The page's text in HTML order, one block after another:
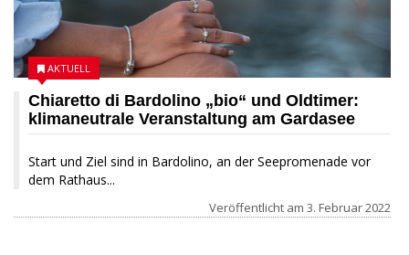
Chiaretto di Bardolino „bio“ und Oldtimer:
klimaneutrale Veranstaltung am Gardasee
Start und Ziel sind in Bardolino, an der Seepromenade vor
dem Rathaus...
AKTUELL
Veröffentlicht am 3. Februar 2022